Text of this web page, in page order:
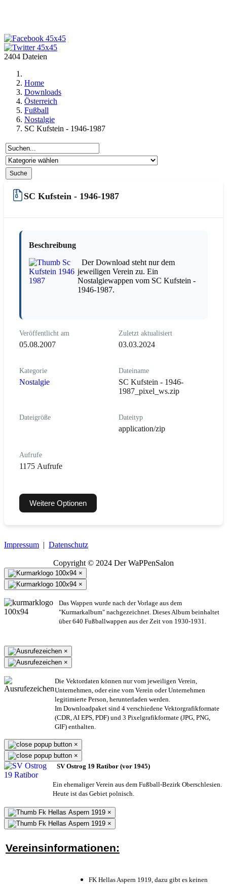
2404 Dateien
Home
Downloads
Österreich
Fußball
Nostalgie
SC Kufstein - 1946-1987
SC Kufstein - 1946-1987
Beschreibung
Der Download steht nur dem
jeweiligen Verein zu. Ein
Nostalgiewappen vom SC Kufstein -
1946-1987.
Veröffentlicht am
05.08.2007
Zuletzt aktualisiert
03.03.2024
Kategorie
Nostalgie
Dateiname
SC Kufstein - 1946-
1987_pixel_ws.zip
Dateigröße Dateityp
application/zip
Aufrufe
1175 Aufrufe
Weitere Optionen
Impressum | Datenschutz
Copyright © 2024 Der WaPPenSalon
×
×
Das Wappen wurde nach der Vorlage aus dem
"Kurmarkalbum" nachgezeichnet. Dieses Album beinhaltet
über 640 Fußballwappen aus der Zeit von 1930-1931.
×
×
Die Vektordaten können nur vom jeweiligen Verein,
Unternehmen, oder eine vom Verein oder Unternehmen
legitimierte Person, herunterladen werden.
Im Downloadpaket sind 4 verschiedene Vektorgrafikformate
(CDR, AI EPS, PDF) und 3 Pixelgrafikformate (JPG, PNG,
GIF) enthalten.
×
×
SV Ostrog 19 Ratibor (vor 1945)
Ein ehemaliger Verein aus dem Fußball-Bezirk Oberschlesien.
Heute ist das Gebiet polnisch.
×
×
Vereinsinformationen:
FK Hellas Aspern 1919, dazu gibt es keinen